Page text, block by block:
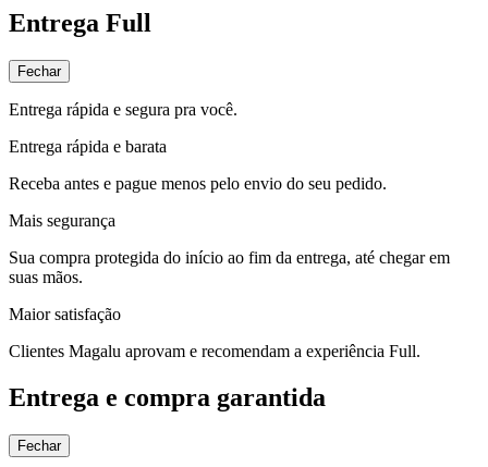
Entrega Full
Fechar
Entrega rápida e segura pra você.
Entrega rápida e barata
Receba antes e pague menos pelo envio do seu pedido.
Mais segurança
Sua compra protegida do início ao fim da entrega, até chegar em
suas mãos.
Maior satisfação
Clientes Magalu aprovam e recomendam a experiência Full.
Entrega e compra garantida
Fechar